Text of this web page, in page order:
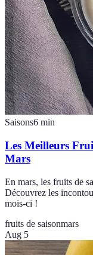
Saisons6 min
Les Meilleurs
Mars
En mars, les fruits de
Découvrez les
mois-ci !
fruits de saisonmars
Aug 5